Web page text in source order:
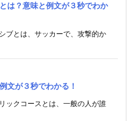
は？意味と例文が３秒でわか
ブとは、サッカーで、攻撃的か
文が３秒でわかる！
ックコースとは、一般の人が誰